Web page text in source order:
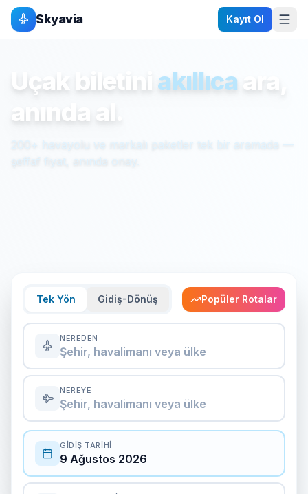
Skyavia Kayıt Ol
Uçak biletini akıllıca ara,
anında al.
200+ havayolu ve markalı paketler tek bir aramada —
şeffaf fiyat, anında onay.
Tek Yön Gidiş-Dönüş Popüler Rotalar
NEREDEN
Şehir, havalimanı veya ülke
NEREYE
Şehir, havalimanı veya ülke
GIDIŞ TARIHI
9 Ağustos 2026